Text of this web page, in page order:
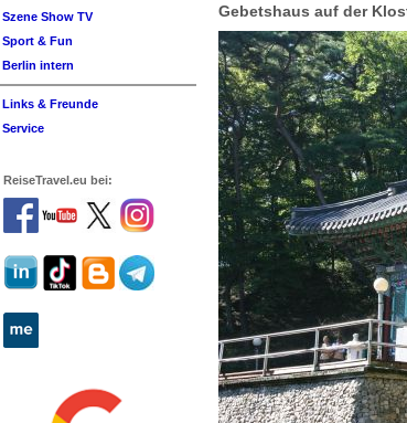
Gebetshaus auf der
Szene Show TV
Sport & Fun
Berlin intern
Links & Freunde
Service
ReiseTravel.eu bei: